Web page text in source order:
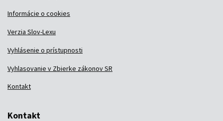
Informácie o cookies
Verzia Slov-Lexu
Vyhlásenie o prístupnosti
Vyhlasovanie v Zbierke zákonov SR
Kontakt
Kontakt